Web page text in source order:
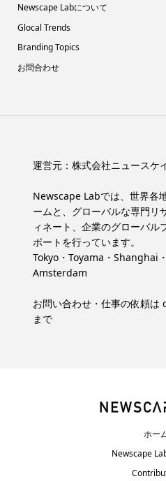
Newscape Labについて
Glocal Trends
Branding Topics
お問合わせ
運営元： 株式会社ニュースケ
Newscape Labでは、世界各
ームと、グローバルな専門リ
ィネート、企業のグローバル
ポートを行っています。
Tokyo・Toyama・Shanghai
Amsterdam
お問い合わせ・仕事の依頼は
まで
ホー
Newscape